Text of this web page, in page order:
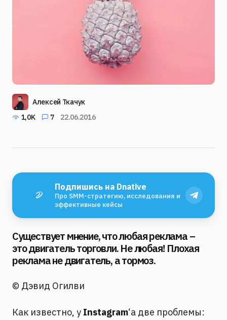
Алексей Ткачук
1,0K
7 22.06.2016
Подпишись на Dnative
Про SMM-стратегию, исследования и
эффективные кейсы
Существует мнение, что любая реклама –
это двигатель торговли. Не любая! Плохая
реклама не двигатель, а тормоз.
© Дэвид Огилви
Как известно, у Instagram‘а две проблемы: